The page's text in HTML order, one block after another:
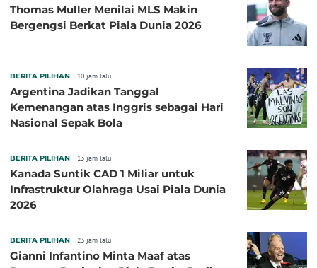
Thomas Muller Menilai MLS Makin
Bergengsi Berkat Piala Dunia 2026
BERITA PILIHAN 10 jam lalu
Argentina Jadikan Tanggal
Kemenangan atas Inggris sebagai Hari
Nasional Sepak Bola
BERITA PILIHAN 13 jam lalu
Kanada Suntik CAD 1 Miliar untuk
Infrastruktur Olahraga Usai Piala Dunia
2026
BERITA PILIHAN 23 jam lalu
Gianni Infantino Minta Maaf atas